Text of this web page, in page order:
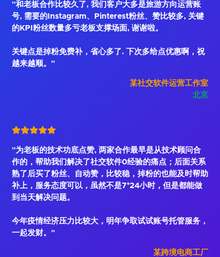
"和老板合作比较久了, 我们客户大多是旅游方向运营账
号, 需要的Instagram、Pinterest粉丝、赞比较多, 关键
的KPI粉丝数量多亏老板支撑场面, 谢谢啦。
关键点是掉粉免费补，省心多了. 下次多给点优惠啊，祝
越来越顺。"
某社交软件运营工作室
北京
"为老板的技术功底点赞, 两家合作最早是从技术顾问合
作的，帮助我们解决了社交软件0经验的痛点；后面关系
熟了后买了粉丝、自动赞，比较稳，掉粉的也能及时帮助
补上，服务态度可以，虽然不是7*24小时，但是都能做
到当天解决问题。
今年疫情经济压力比较大，明年争取试试账号托管服务，
一起发财。"
某跨境电商工厂